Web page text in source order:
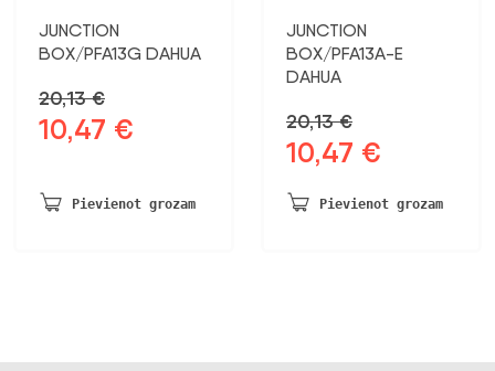
JUNCTION
BOX/PFA13G DAHUA
20,13€
Sākotnējā
20,13 €.
10,47 €
10,47 €.
Pievienot grozam
JUNCTION
BOX/PFA13A-E
DAHUA
20,13€
Sākotnējā
bija:
10,47 €
ir:
Pievienot grozam